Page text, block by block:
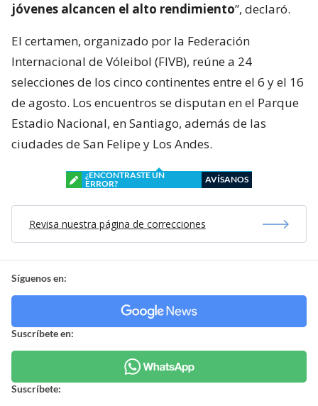
jóvenes alcancen el alto rendimiento”, declaró.
El certamen, organizado por la Federación
Internacional de Vóleibol (FIVB), reúne a 24
selecciones de los cinco continentes entre el 6 y el 16
de agosto. Los encuentros se disputan en el Parque
Estadio Nacional, en Santiago, además de las
ciudades de San Felipe y Los Andes.
¿ENCONTRASTE UN
ERROR?
AVÍSANOS
Revisa nuestra página de correcciones
Síguenos en:
Suscríbete en:
Suscríbete: